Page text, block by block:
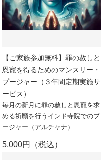
【ご家族参加無料】罪の赦しと
恩寵を得るためのマンスリー・
プージャー（３年間定期実施サ
ービス）
毎月の新月に罪の赦しと恩寵を求
める祈願を行うインド寺院でのプ
ージャー（アルチャナ）
5,000円（税込）